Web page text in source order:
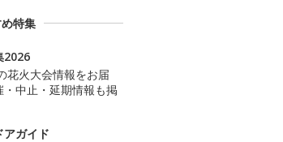
特集
2026
花火大会情報をお届
・中止・延期情報も掲
アガイド